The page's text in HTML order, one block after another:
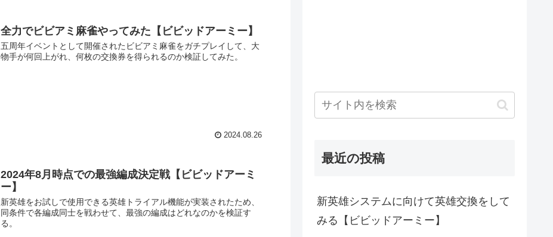
全力でビビアミ麻雀やってみた【ビビッドアーミー】
五周年イベントとして開催されたビビアミ麻雀をガチプレイして、大
物手が何回上がれ、何枚の交換券を得られるのか検証してみた。
2024.08.26
2024年8月時点での最強編成決定戦【ビビッドアーミ
ー】
新英雄をお試しで使用できる英雄トライアル機能が実装されたため、
同条件で各編成同士を戦わせて、最強の編成はどれなのかを検証す
る。
最近の投稿
新英雄システムに向けて英雄交換をして
みる【ビビッドアーミー】